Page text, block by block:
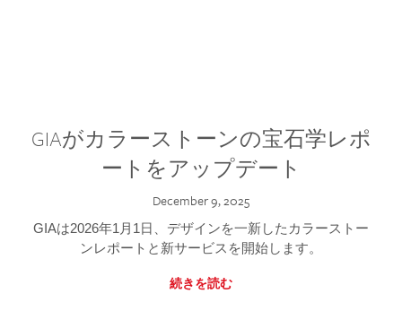
GIAがカラーストーンの宝石学レポ
ートをアップデート
December 9, 2025
GIAは2026年1月1日、デザインを一新したカラーストー
ンレポートと新サービスを開始します。
続きを読む